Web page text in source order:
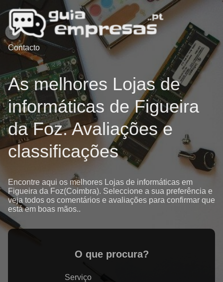
Contacto
As melhores Lojas de
informáticas de Figueira
da Foz. Avaliações e
classificações
Encontre aqui os melhores Lojas de informáticas em
Figueira da Foz(Coimbra). Seleccione a sua preferência e
veja todos os comentários e avaliações para confirmar que
está em boas mãos..
O que procura?
Serviço